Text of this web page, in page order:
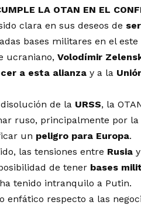
LA OTAN EN EL
clara en sus deseos de
bases militares en el
ucraniano, Volodímir
a esta alianza y a la
de la URSS, la
ruso, principalmente por
un peligro para Europa.
las tensiones entre Rusia
de tener bases
tenido intranquilo a Putin.
enfático respecto a las